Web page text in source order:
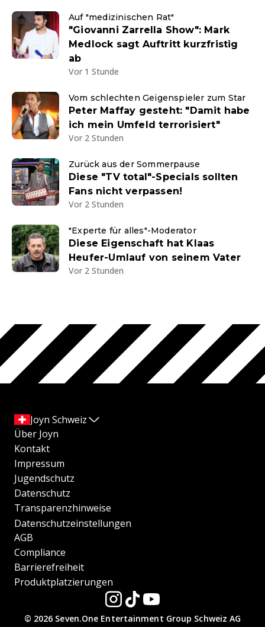
Auf "medizinischen Rat"
"Giovanni Zarrella Show": Mark
Medlock sagt Auftritt kurzfristig
ab
Vor 1 Stunde
Vom schlechten Geigenspieler zum Star
Peter Maffay gesteht: "Damit habe
ich mein Umfeld terrorisiert"
Vor 2 Stunden
Zurück aus der Sommerpause
Diese "TV total"-Specials sollten
Fans nicht verpassen!
Vor 2 Stunden
"Experte für alles"-Moderator
Diese Eigenschaft hat Klaas
Heufer-Umlauf von seinem Vater
Vor 2 Stunden
Joyn Schweiz
Über Joyn
Kontakt
Impressum
Jugendschutz
Datenschutz
Transparenzhinweise
Datenschutzeinstellungen
AGB
Compliance
Barrierefreiheit
Produktplatzierungen
© 2026 Seven.One Entertainment Group Schweiz AG